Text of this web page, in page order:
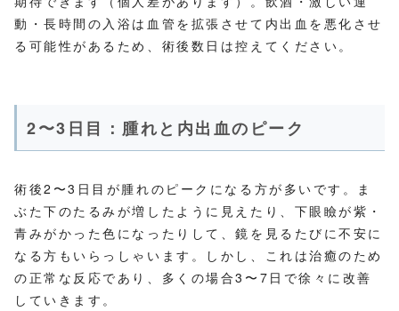
動・長時間の入浴は血管を拡張させて内出血を悪化させ
る可能性があるため、術後数日は控えてください。
2〜3日目：腫れと内出血のピーク
術後2〜3日目が腫れのピークになる方が多いです。ま
ぶた下のたるみが増したように見えたり、下眼瞼が紫・
青みがかった色になったりして、鏡を見るたびに不安に
なる方もいらっしゃいます。しかし、これは治癒のため
の正常な反応であり、多くの場合3〜7日で徐々に改善
していきます。